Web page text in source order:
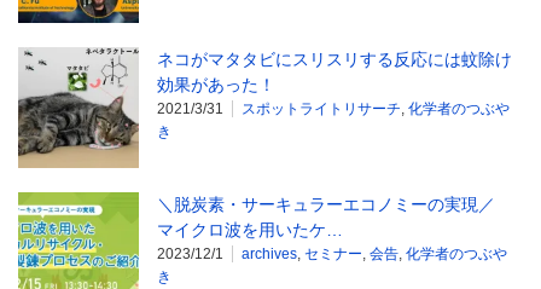
ネコがマタタビにスリスリする反応には蚊除け
効果があった！
2021/3/31 スポットライトリサーチ, 化学者のつぶや
き
＼脱炭素・サーキュラーエコノミーの実現／
マイクロ波を用いたケ…
2023/12/1 archives, セミナー, 会告, 化学者のつぶや
き